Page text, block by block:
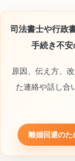
司法書士や行政
手続き不
原因、伝え方、
た連絡や話し合
離婚回避のた